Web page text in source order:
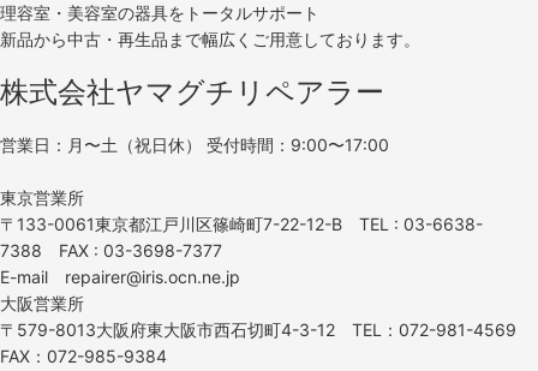
理容室・美容室の器具をトータルサポート
新品から中古・再生品まで幅広くご用意しております。
株式会社ヤマグチリペアラー
営業日：月〜土（祝日休） 受付時間：9:00〜17:00
東京営業所
〒133-0061東京都江戸川区篠崎町7-22-12-B TEL : 03-6638-
7388 FAX : 03-3698-7377
E-mail repairer@iris.ocn.ne.jp
大阪営業所
〒579-8013大阪府東大阪市西石切町4-3-12 TEL：072-981-4569
FAX：072-985-9384